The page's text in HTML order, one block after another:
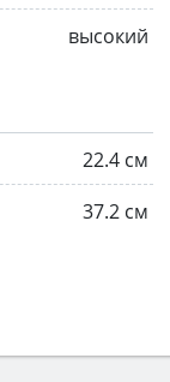
высокий
22.4 см
37.2 см